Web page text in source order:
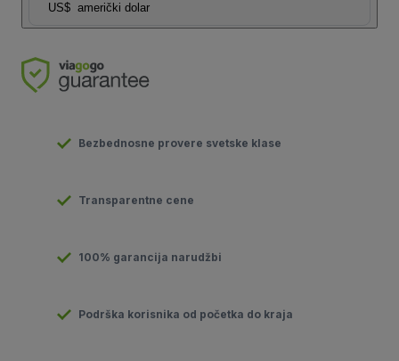
US$ američki dolar
Bezbednosne provere svetske klase
Transparentne cene
100% garancija narudžbi
Podrška korisnika od početka do kraja